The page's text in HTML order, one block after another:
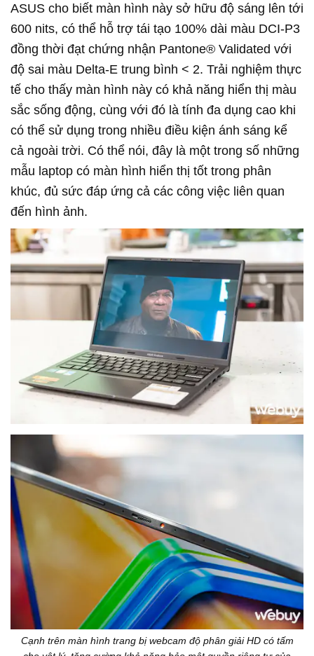
ASUS cho biết màn hình này sở hữu độ sáng lên tới
600 nits, có thể hỗ trợ tái tạo 100% dài màu DCI-P3
đồng thời đạt chứng nhận Pantone® Validated với
độ sai màu Delta-E trung bình < 2. Trải nghiệm thực
tế cho thấy màn hình này có khả năng hiển thị màu
sắc sống động, cùng với đó là tính đa dụng cao khi
có thể sử dụng trong nhiều điều kiện ánh sáng kể
cả ngoài trời. Có thể nói, đây là một trong số những
mẫu laptop có màn hình hiển thị tốt trong phân
khúc, đủ sức đáp ứng cả các công việc liên quan
đến hình ảnh.
Cạnh trên màn hình trang bị webcam độ phân giải HD có tấm